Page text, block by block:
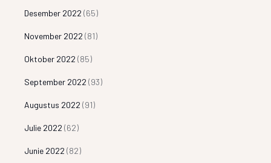
Desember 2022 (65)
November 2022 (81)
Oktober 2022 (85)
September 2022 (93)
Augustus 2022 (91)
Julie 2022 (62)
Junie 2022 (82)